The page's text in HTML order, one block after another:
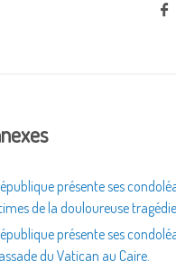
présente ses
de la douloureuse
présente ses
du Vatican au Caire.